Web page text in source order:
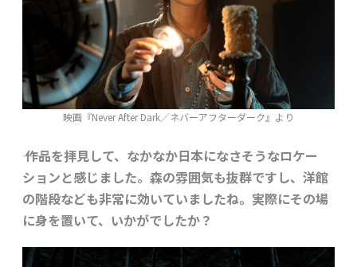
映画『Never After Dark／ネバーアフターダーク』より
―― 作品を拝見して、なかなか日本になさそうなロケー
ションと感じました。森の雰囲気も抜群ですし、洋館
の階段なども非常に効いていましたね。実際にその場
に身を置いて、いかがでしたか？